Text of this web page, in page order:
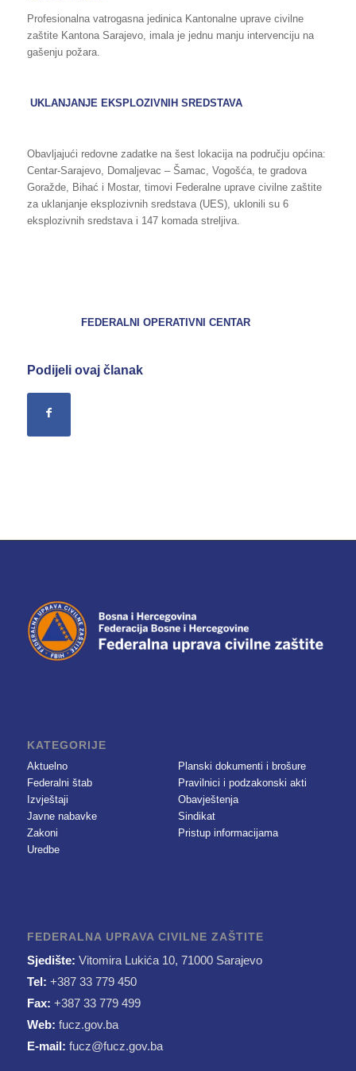
Profesionalna vatrogasna jedinica Kantonalne uprave civilne
zaštite Kantona Sarajevo, imala je jednu manju intervenciju na
gašenju požara.
UKLANJANJE EKSPLOZIVNIH SREDSTAVA
Obavljajući redovne zadatke na šest lokacija na području općina:
Centar-Sarajevo, Domaljevac – Šamac, Vogošća, te gradova
Goražde, Bihać i Mostar, timovi Federalne uprave civilne zaštite
za uklanjanje eksplozivnih sredstava (UES), uklonili su 6
eksplozivnih sredstava i 147 komada streljiva.
FEDERALNI OPERATIVNI CENTAR
Podijeli ovaj članak
KATEGORIJE
Aktuelno
Federalni štab
Izvještaji
Javne nabavke
Zakoni
Uredbe
Planski dokumenti i brošure
Pravilnici i podzakonski akti
Obavještenja
Sindikat
Pristup informacijama
FEDERALNA UPRAVA CIVILNE ZAŠTITE
Sjedište: Vitomira Lukića 10, 71000 Sarajevo
Tel: +387 33 779 450
Fax: +387 33 779 499
Web: fucz.gov.ba
E-mail: fucz@fucz.gov.ba